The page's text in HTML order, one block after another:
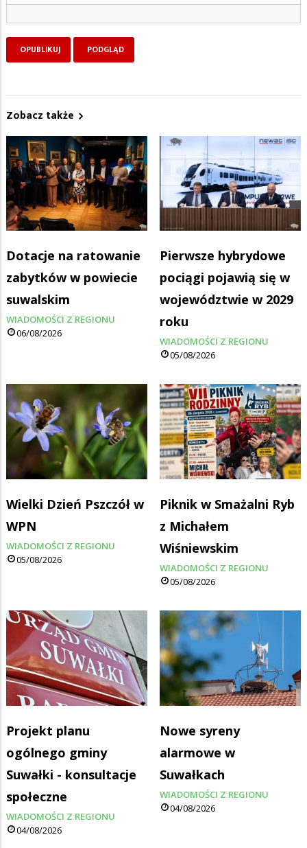
Zobacz także
Dotacje na ratowanie
zabytków w powiecie
suwalskim
WIADOMOŚCI Z REGIONU
06/08/2026
Pierwsze hybrydowe
pociągi pojawią się w
województwie w 2029
roku
WIADOMOŚCI Z REGIONU
05/08/2026
Wielki Dzień Pszczół w
WPN
WIADOMOŚCI Z REGIONU
05/08/2026
Piknik w Smażalni Ryb
z Michałem
Wiśniewskim
WIADOMOŚCI Z REGIONU
05/08/2026
Projekt planu
ogólnego gminy
Suwałki - konsultacje
społeczne
WIADOMOŚCI Z REGIONU
04/08/2026
Nowe syreny
alarmowe w
Suwałkach
WIADOMOŚCI Z REGIONU
04/08/2026